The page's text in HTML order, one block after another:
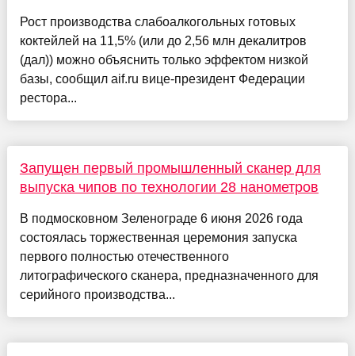
Рост производства слабоалкогольных готовых
коктейлей на 11,5% (или до 2,56 млн декалитров
(дал)) можно объяснить только эффектом низкой
базы, сообщил aif.ru вице-президент Федерации
рестора...
Запущен первый промышленный сканер для
выпуска чипов по технологии 28 нанометров
В подмосковном Зеленограде 6 июня 2026 года
состоялась торжественная церемония запуска
первого полностью отечественного
литографического сканера, предназначенного для
серийного производства...